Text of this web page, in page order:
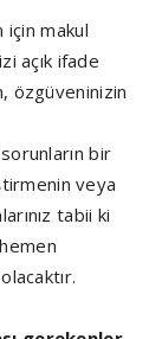
için makul
açık ifade
özgüveninizin
sorunların bir
veya
tabii ki